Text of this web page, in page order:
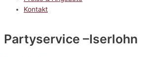
Kontakt
Partyservice –Iserlohn